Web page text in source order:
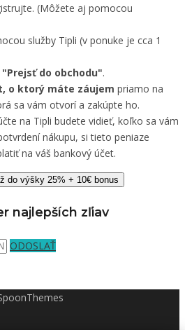
(Môžete aj pomocou
služby Tipli (v ponuke je cca 1
do obchodu".
o ktorý máte záujem priamo na
sa vám otvorí a zakúpte ho.
na Tipli budete vidieť, koľko sa vám
nákupu, si tieto peniaze
na váš bankový účet.
do výšky 25% + 10€ bonus
najlepších zľiav
ODOSLAŤ